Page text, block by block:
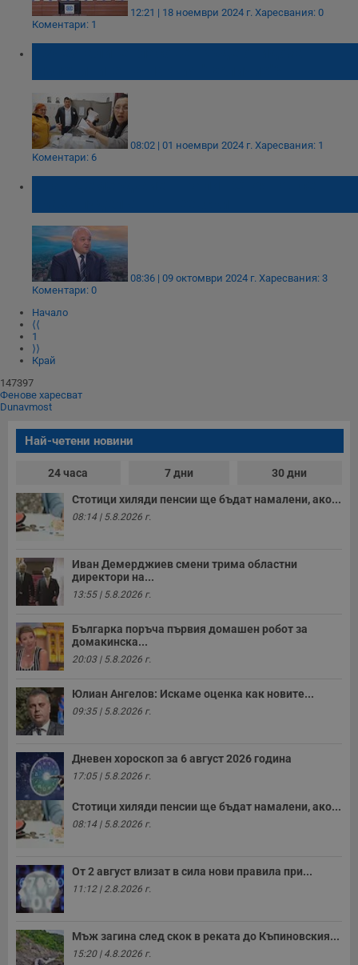
12:21 | 18 ноември 2024 г. Харесвания: 0
Коментари: 1
08:02 | 01 ноември 2024 г. Харесвания: 1
Коментари: 6
08:36 | 09 октомври 2024 г. Харесвания: 3
Коментари: 0
Начало
⟨⟨
1
⟩⟩
Край
147397
Фенове харесват
Dunavmost
Най-четени новини
24 часа 7 дни 30 дни
Стотици хиляди пенсии ще бъдат намалени, ако...
08:14 | 5.8.2026 г.
Иван Демерджиев смени трима областни
директори на...
13:55 | 5.8.2026 г.
Българка поръча първия домашен робот за
домакинска...
20:03 | 5.8.2026 г.
Юлиан Ангелов: Искаме оценка как новите...
09:35 | 5.8.2026 г.
Дневен хороскоп за 6 август 2026 година
17:05 | 5.8.2026 г.
Стотици хиляди пенсии ще бъдат намалени, ако...
08:14 | 5.8.2026 г.
От 2 август влизат в сила нови правила при...
11:12 | 2.8.2026 г.
Мъж загина след скок в реката до Къпиновския...
15:20 | 4.8.2026 г.